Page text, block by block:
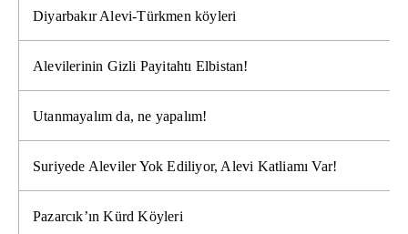
Diyarbakır Alevi-Türkmen köyleri
Alevilerinin Gizli Payitahtı Elbistan!
Utanmayalım da, ne yapalım!
Suriyede Aleviler Yok Ediliyor, Alevi Katliamı Var!
Pazarcık’ın Kürd Köyleri